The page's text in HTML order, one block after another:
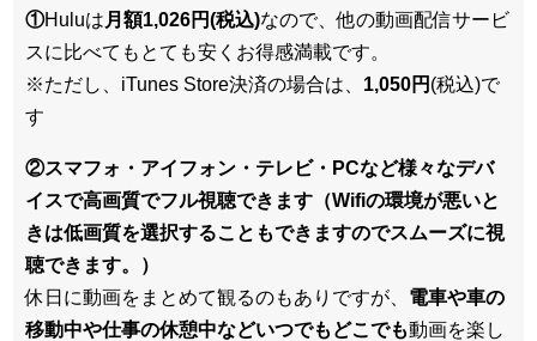
①Huluは 月額1,026円(税込)なので、他の動画配信サービ
スに比べてもとても安くお得感満載です。
※ただし、iTunes Store決済の場合は、 1,050円 (税込)で
す
②スマフォ・アイフォン・テレビ・PCなど様々なデバ
イスで高画質でフル視聴できます（Wifiの環境が悪いと
きは低画質を選択することもできますのでスムーズに視
聴できます。）
休日に動画をまとめて観るのもありですが、 電車や車の
移動中や仕事の休憩中などいつでもどこでも動画を楽し